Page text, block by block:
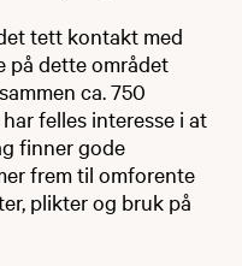
tett kontakt med
på dette området
ca. 750
felles interesse i at
finner gode
frem til omforente
plikter og bruk på